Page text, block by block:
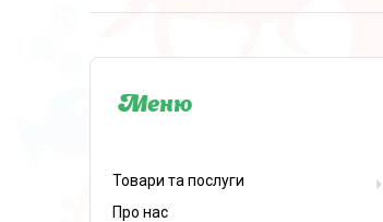
Товари та послуги
Про нас